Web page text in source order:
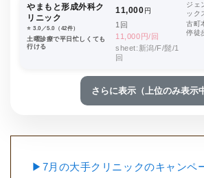
やまもと形成外科ク
リニック
⭐️ 3.0／5.0（42件）
土曜診療で平日忙しくても
行ける
11,000円
1回
11,000円/回
sheet:新潟/F/髭/1
回
ジェ
ック
古町
停徒
さらに表示（上位のみ表示
▶7月の大手クリニックのキャンペ